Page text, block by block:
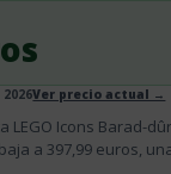
Ver precio actual →
Icons Barad-
a 397,99 euros,